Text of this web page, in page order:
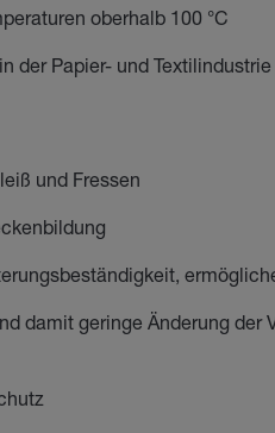
oberhalb 100 °C
der Papier- und Textilindustrie
und Fressen
damit geringe Änderung der